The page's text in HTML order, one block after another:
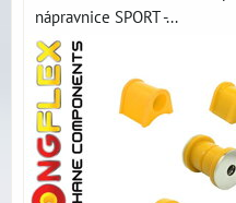
nápravnice SPORT -...